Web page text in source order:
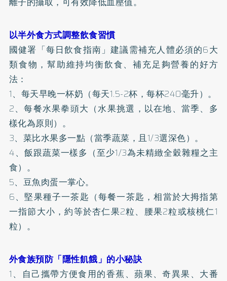
以半外食方式調整飲食習慣
國健署「每日飲食指南」建議需補充人體必須的6大
類食物，幫助維持均衡飲食、補充足夠營養的好方
法：
1、每天早晚一杯奶（每天1.5-2杯，每杯240毫升）。
2、每餐水果拳頭大（水果挑選，以在地、當季、多
樣化為原則）。
3、菜比水果多一點（當季蔬菜，且1/3選深色）。
4、飯跟蔬菜一樣多（至少1/3為未精緻全穀雜糧之主
食）。
5、豆魚肉蛋一掌心。
6、堅果種子一茶匙（每餐一茶匙，相當於大拇指第
一指節大小，約等於杏仁果2粒、腰果2粒或核桃仁1
粒）。
外食族預防「隱性飢餓」的小秘訣
1、自己攜帶方便食用的香蕉、蘋果、奇異果、大番